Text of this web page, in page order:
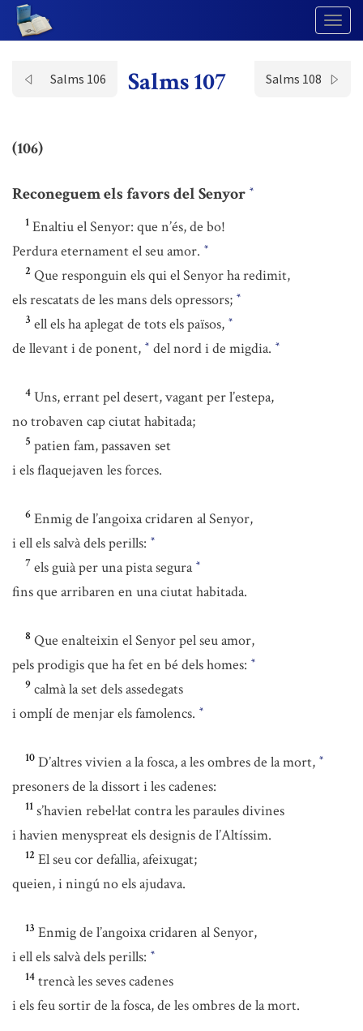
Salms 106 Salms 107 Salms 108
(106)
Reconeguem els favors del Senyor *
1 Enaltiu el Senyor: que n’és, de bo!
Perdura eternament el seu amor. *
2 Que responguin els qui el Senyor ha redimit,
els rescatats de les mans dels opressors; *
3 ell els ha aplegat de tots els països, *
de llevant i de ponent, * del nord i de migdia. *
4 Uns, errant pel desert, vagant per l’estepa,
no trobaven cap ciutat habitada;
5 patien fam, passaven set
i els flaquejaven les forces.
6 Enmig de l’angoixa cridaren al Senyor,
i ell els salvà dels perills: *
7 els guià per una pista segura *
fins que arribaren en una ciutat habitada.
8 Que enalteixin el Senyor pel seu amor,
pels prodigis que ha fet en bé dels homes: *
9 calmà la set dels assedegats
i omplí de menjar els famolencs. *
10 D’altres vivien a la fosca, a les ombres de la mort, *
presoners de la dissort i les cadenes:
11 s’havien rebel·lat contra les paraules divines
i havien menyspreat els designis de l’Altíssim.
12 El seu cor defallia, afeixugat;
queien, i ningú no els ajudava.
13 Enmig de l’angoixa cridaren al Senyor,
i ell els salvà dels perills: *
14 trencà les seves cadenes
i els feu sortir de la fosca, de les ombres de la mort.